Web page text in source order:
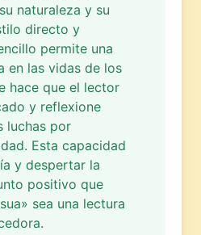
naturaleza y su
directo y
permite una
en las vidas de los
hace que el lector
y reflexione
luchas por
Esta capacidad
y despertar la
positivo que
sea una lectura